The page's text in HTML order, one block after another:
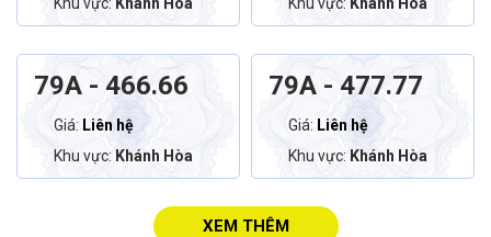
79A - 466.66
Giá: Liên hệ
Khu vực: Khánh Hòa
79A - 477.77
Giá: Liên hệ
Khu vực: Khánh Hòa
XEM THÊM